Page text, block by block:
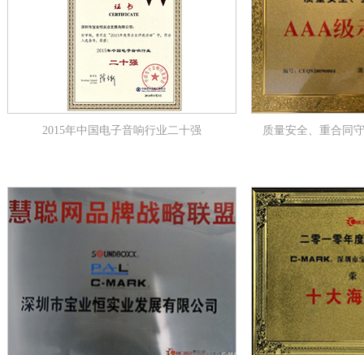
2015年中国电子音响行业二十强 质量安全、重合同